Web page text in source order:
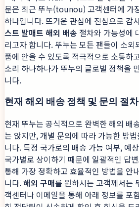
문은 최근 뚜누(tounou) 고객센터에 가
하나입니다. 뜨거운 관심에 진심으로 감
스트 발매트 해외 배송 절차와 가능성에
리고자 합니다. 뚜누는 모든 팬들이 소외
품에 안을 수 있도록 적극적으로 소통하
소리 하나하나가 뚜누의 글로벌 정책을
니다.
현재 해외 배송 정책 및 문의 절차
현재 뚜누는 공식적으로 완벽한 해외 배
는 않지만, 개별 문의에 따라 가능한 방
니다. 특정 국가로의 배송 가능 여부, 예
국가별로 상이하기 때문에 일괄적인 답
통해 가장 정확하고 효율적인 방법을 안
니다.해외 구매를 원하시는 고객께서는
객센터나 이메일을 통해 아래 정보를 포